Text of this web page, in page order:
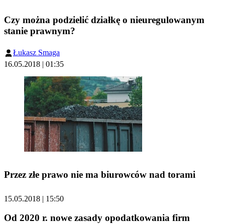
Czy można podzielić działkę o nieuregulowanym
stanie prawnym?
Łukasz Smaga
16.05.2018 | 01:35
Przez złe prawo nie ma biurowców nad torami
15.05.2018 | 15:50
Od 2020 r. nowe zasady opodatkowania firm